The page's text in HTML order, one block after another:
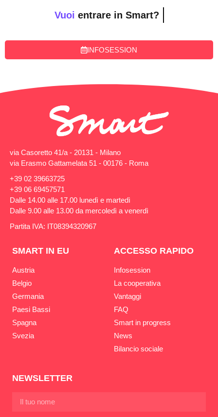
Vuoi entrare in Smart?
INFOSESSION
via Casoretto 41/a - 20131 - Milano
via Erasmo Gattamelata 51 - 00176 - Roma
+39 02 39663725
+39 06 69457571
Dalle 14.00 alle 17.00 lunedì e martedì
Dalle 9.00 alle 13.00 da mercoledì a venerdì
Partita IVA: IT08394320967
SMART IN EU
Austria
Belgio
Germania
Paesi Bassi
Spagna
Svezia
ACCESSO RAPIDO
Infosession
La cooperativa
Vantaggi
FAQ
Smart in progress
News
Bilancio sociale
NEWSLETTER